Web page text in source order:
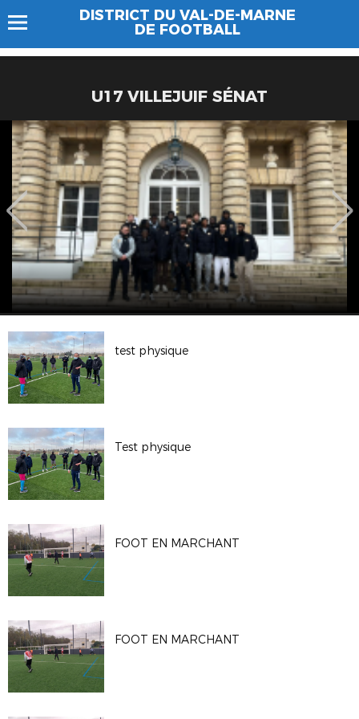
DISTRICT DU VAL-DE-MARNE
DE FOOTBALL
U17 VILLEJUIF SÉNAT
test physique
Test physique
FOOT EN MARCHANT
FOOT EN MARCHANT